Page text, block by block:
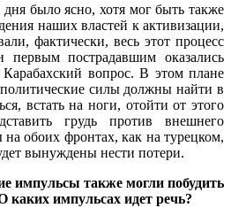
было ясно, хотя мог быть также
наших властей к активизации,
фактически, весь этот процесс
первым пострадавшим оказались
Карабахский вопрос.В этом плане
силы должны найти в
встать на ноги, отойти от этого
грудь против внешнего
обоих фронтах, как на турецком,
вынуждены нести потери.
импульсы также могли побудить
каких импульсах идет речь?